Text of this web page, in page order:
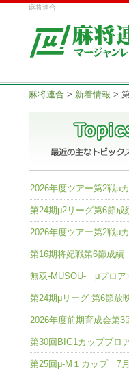
麻将連合
麻将連合 > 新着情報 >
2026年度ツアー第2戦μ
第24期μ2リーグ第6節成
2026年度ツアー第2戦μ
第16期将妃戦第6節成績
無双-MUSOU- μプロ
第24期μリーグ 第6節放
2026年度前期育成会第
第30回BIG1カッププロ
第25回μ-M１カップ 7